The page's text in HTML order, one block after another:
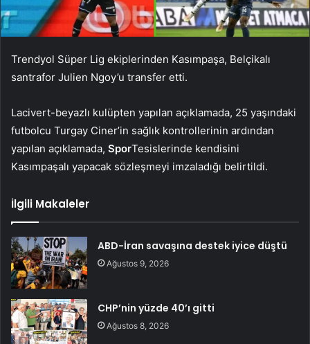
Trendyol Süper Lig ekiplerinden Kasımpaşa, Belçikalı
santrafor Julien Ngoy’u transfer etti.
Lacivert-beyazlı kulüpten yapılan açıklamada, 25 yaşındaki
futbolcu Turgay Ciner’in sağlık kontrollerinin ardından
yapılan açıklamada, SporTesislerinde kendisini
Kasımpaşalı yapacak sözleşmeyi imzaladığı belirtildi.
İlgili Makaleler
ABD-İran savaşına destek iyice düştü
Ağustos 9, 2026
CHP’nin yüzde 40’ı gitti
Ağustos 8, 2026